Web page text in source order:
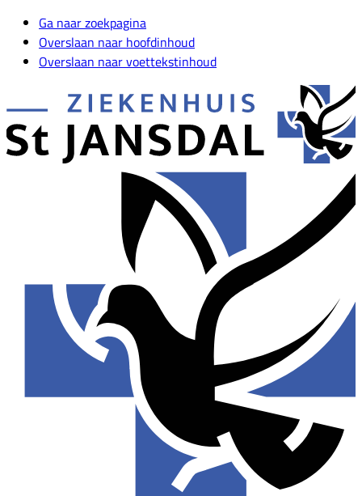
Ga naar zoekpagina
Overslaan naar hoofdinhoud
Overslaan naar voettekstinhoud